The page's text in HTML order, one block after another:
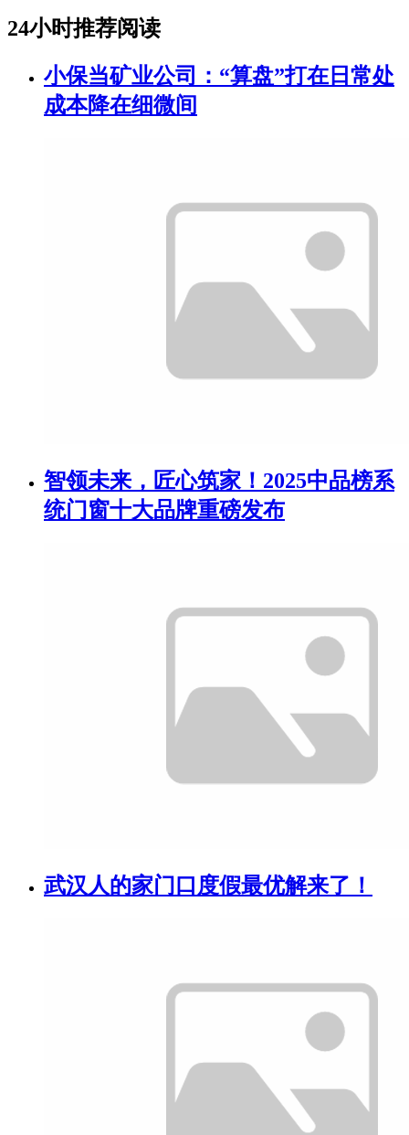
24小时推荐阅读
小保当矿业公司：“算盘”打在日常处
成本降在细微间
智领未来，匠心筑家！2025中品榜系
统门窗十大品牌重磅发布
武汉人的家门口度假最优解来了！